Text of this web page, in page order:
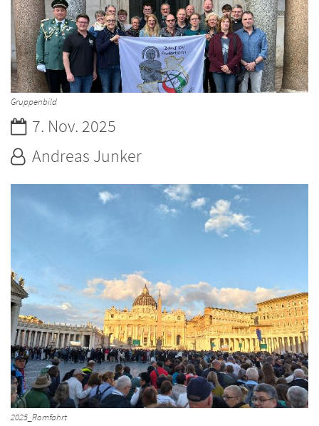
Gruppenbild
Datum:
7. Nov. 2025
Von:Andreas Junker
2025_Romfahrt